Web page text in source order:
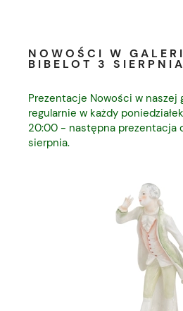
NOWOŚCI W
BIBELOT 3
Prezentacje Nowości w naszej
regularnie w każdy
20:00 - następna prezentacja
sierpnia.